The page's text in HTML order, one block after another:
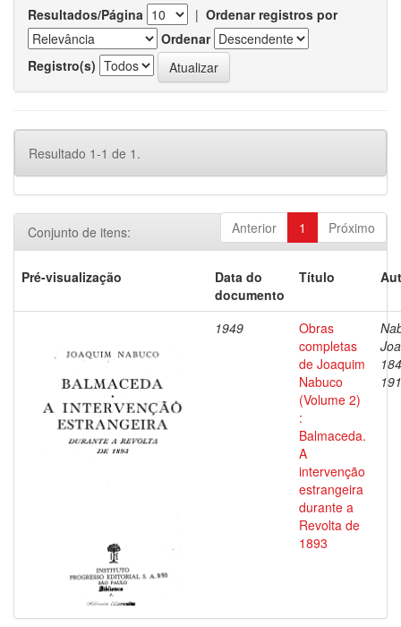
Resultados/Página | Ordenar registros por
Ordenar
Registro(s)
Resultado 1-1 de 1.
Anterior 1 Próximo
Conjunto de itens:
Pré-visualização
Data do
documento
Título
1949
Obras
completas
de Joaquim
Nabuco
(Volume 2)
:
Balmaceda.
A
intervenção
estrangeira
durante a
Revolta de
1893